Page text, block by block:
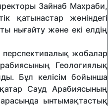
Зайнаб Махраби,
қатынастар жөніндегі
нығайту және екі елдің
жобалар
Геологиялық
Бұл келісім бойынша
Сауд Арабиясының
арасында ынтымақтастық